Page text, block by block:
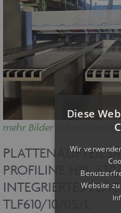
mehr Bilder in
PROFILINE HPL
INTEGRIERTES
TLF610/10/05/L
Diese
Wir
Website